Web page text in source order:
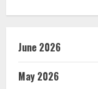
June 2026
May 2026